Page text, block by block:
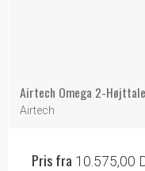
Airtech Omega 2-
Airtech
Pris fra 10.575,00